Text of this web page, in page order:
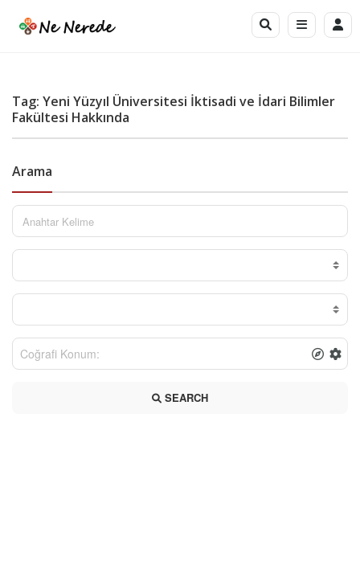
Tag: Yeni Yüzyıl Üniversitesi İktisadi ve İdari Bilimler
Fakültesi Hakkında
Arama
SEARCH